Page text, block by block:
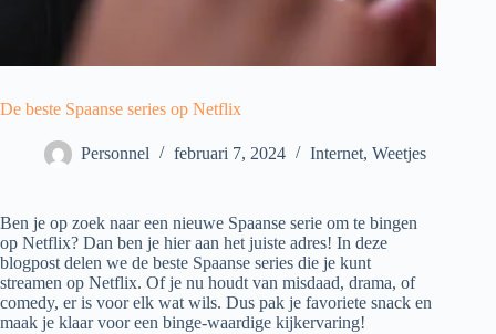
De beste Spaanse series op Netflix
Personnel februari 7, 2024 Internet, Weetjes
Ben je op zoek naar een nieuwe Spaanse serie om te bingen
op Netflix? Dan ben je hier aan het juiste adres! In deze
blogpost delen we de beste Spaanse series die je kunt
streamen op Netflix. Of je nu houdt van misdaad, drama, of
comedy, er is voor elk wat wils. Dus pak je favoriete snack en
maak je klaar voor een binge-waardige kijkervaring!